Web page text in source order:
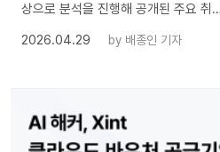
상으로 분석을 진행해 공개된 주요 취
2026.04.29
by 배종인 기자